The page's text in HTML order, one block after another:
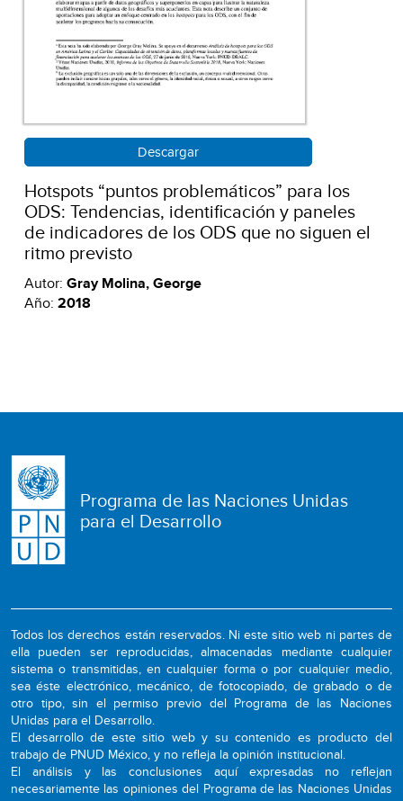
Descargar
Hotspots “puntos problemáticos” para los
ODS: Tendencias, identificación y paneles
de indicadores de los ODS que no siguen el
ritmo previsto
Autor: Gray Molina, George
Año: 2018
Programa de las Naciones Unidas
para el Desarrollo
Todos los derechos están reservados. Ni este sitio web ni partes de
ella pueden ser reproducidas, almacenadas mediante cualquier
sistema o transmitidas, en cualquier forma o por cualquier medio,
sea éste electrónico, mecánico, de fotocopiado, de grabado o de
otro tipo, sin el permiso previo del Programa de las Naciones
Unidas para el Desarrollo.
El desarrollo de este sitio web y su contenido es producto del
trabajo de PNUD México, y no refleja la opinión institucional.
El análisis y las conclusiones aquí expresadas no reflejan
necesariamente las opiniones del Programa de las Naciones Unidas